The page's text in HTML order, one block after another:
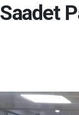
Saadet